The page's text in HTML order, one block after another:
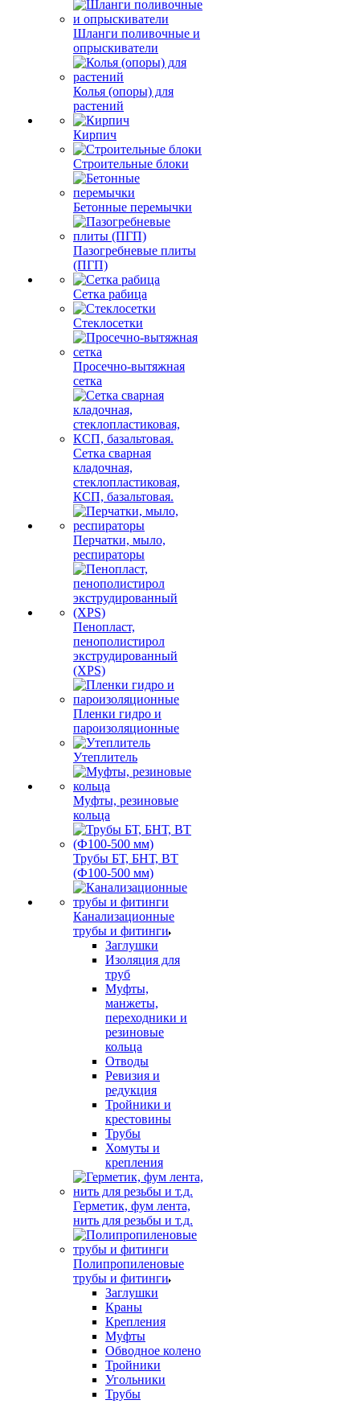
Шланги поливочные и
опрыскиватели
Колья (опоры) для
растений
Кирпич
Строительные блоки
Бетонные перемычки
Пазогребневые плиты
(ПГП)
Сетка рабица
Стеклосетки
Просечно-вытяжная
сетка
Сетка сварная
кладочная,
стеклопластиковая,
КСП, базальтовая.
Перчатки, мыло,
респираторы
Пенопласт,
пенополистирол
экструдированный
(XPS)
Пленки гидро и
пароизоляционные
Утеплитель
Муфты, резиновые
кольца
Трубы БТ, БНТ, ВТ
(Ф100-500 мм)
Канализационные
трубы и фитинги
Заглушки
Изоляция для
труб
Муфты,
манжеты,
переходники и
резиновые
кольца
Отводы
Ревизия и
редукция
Тройники и
крестовины
Трубы
Хомуты и
крепления
Герметик, фум лента,
нить для резьбы и т.д.
Полипропиленовые
трубы и фитинги
Заглушки
Краны
Крепления
Муфты
Обводное колено
Тройники
Угольники
Трубы